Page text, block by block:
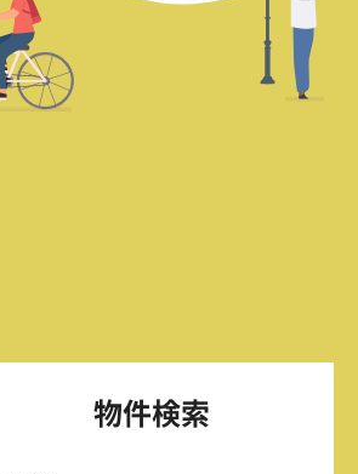
物件検索